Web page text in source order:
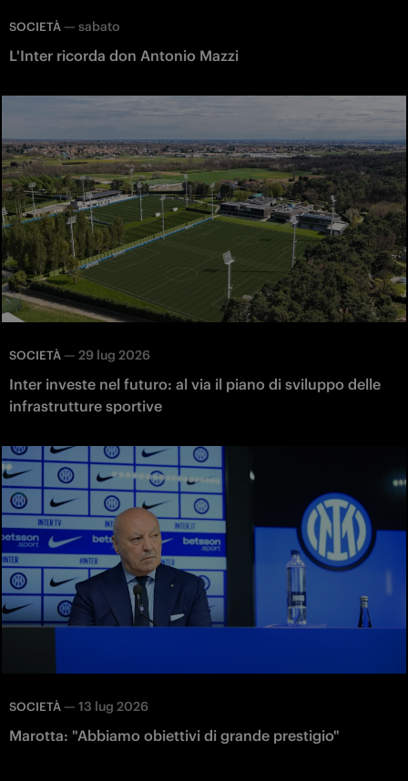
SOCIETÀ — sabato
L'Inter ricorda don Antonio Mazzi
SOCIETÀ — 29 lug 2026
Inter investe nel futuro: al via il piano di sviluppo delle
infrastrutture sportive
SOCIETÀ — 13 lug 2026
Marotta: "Abbiamo obiettivi di grande prestigio"